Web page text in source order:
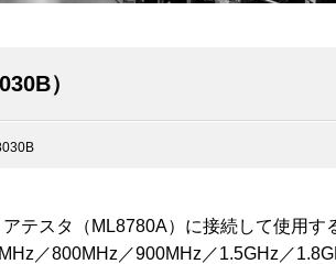
）
テスタ（ML8780A）に接続して使用す
／800MHz／900MHz／1.5GHz／